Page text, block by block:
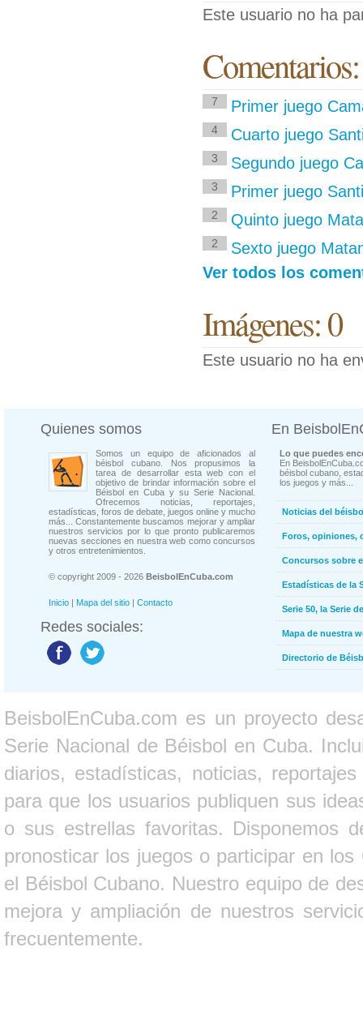
Este usuario no ha
7 Primer juego
4 Cuarto juego
3 Segundo juego
3 Primer juego
2 Quinto juego
2
Sexto juego
Ver todos los
Imágenes: 0
Este usuario no ha
Quienes somos
Somos un equipo de aficionados al
béisbol cubano. Nos propusimos la
tarea de desarrollar esta web con el
objetivo de brindar información sobre el
Béisbol en Cuba y su Serie Nacional.
Ofrecemos noticias, reportajes,
estadísticas, foros de debate, juegos online y mucho
más... Constantemente buscamos mejorar y ampliar
nuestros servicios por lo que pronto publicaremos
nuevas secciones en nuestra web como concursos
y otros entretenimientos.
© copyright 2009 - 2026 BeisbolEnCuba.com
Inicio | Mapa del sitio | Contacto
Redes sociales:
En
Lo que puedes
En
béisbol cubano,
los juegos y más...
Noticias del
Foros, opiniones,
Concursos sobre
Estadísticas de la
Serie 50, la Serie
Mapa de nuestra
Directorio de
BeisbolEnCuba.com es un proyecto
Serie Nacional de Béisbol en Cuba.
diarios, estadísticas, noticias,
para que los usuarios publiquen sus
o sus estrellas favoritas. Disponemos
pronosticar los juegos o participar en
el Béisbol Cubano. Nuestro equipo de
mejora y ampliación de nuestros
frecuentemente.